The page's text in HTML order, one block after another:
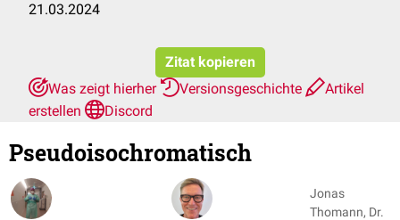
21.03.2024
Zitat kopieren
Was zeigt hierher
Versionsgeschichte
Artikel
erstellen
Discord
Pseudoisochromatisch
Jonas
Thomann, Dr.